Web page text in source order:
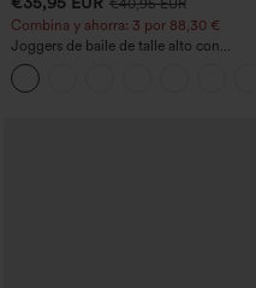
Combina y ahorra: 3 por 88,30 €
Joggers de baile de talle alto con
cordón, fruncidos, corte cónico, secado
rápido, tacto fresco y bolsillos - UPF40+